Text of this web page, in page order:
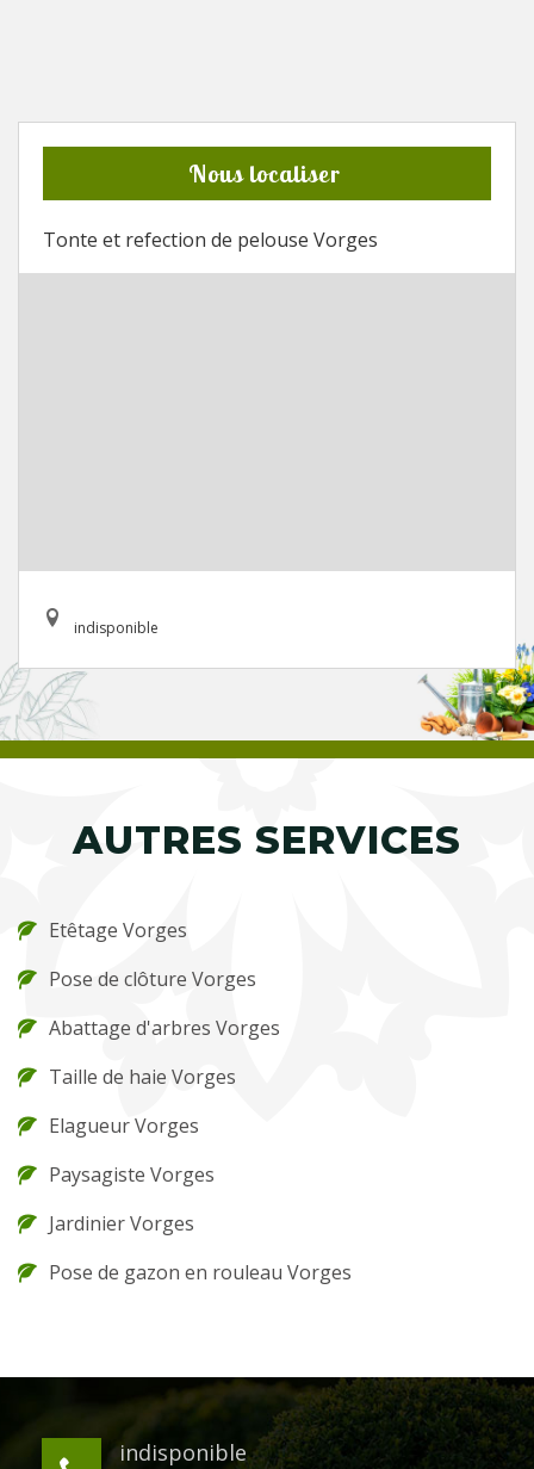
Nous localiser
Tonte et refection de pelouse Vorges
indisponible
AUTRES SERVICES
Etêtage Vorges
Pose de clôture Vorges
Abattage d'arbres Vorges
Taille de haie Vorges
Elagueur Vorges
Paysagiste Vorges
Jardinier Vorges
Pose de gazon en rouleau Vorges
indisponible